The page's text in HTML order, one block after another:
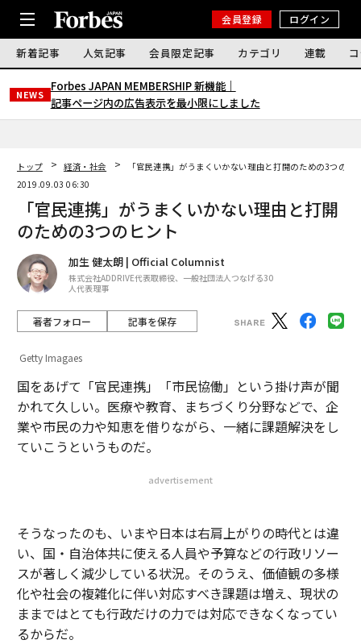
会員登録 ログイン
新着記事 人気記事 会員限定記事 カテゴリ 連載
NEWS
Forbes JAPAN MEMBERSHIP 新機能｜
記事ページ内の広告表示を最小限にしました
トップ 経済・社会
「官民連携」がうまくいかない理由と打開のための3つのヒ
2019.09.03 06:30
「官民連携」がうまくいかない理由と打開
のための3つのヒント
加生 健太朗 | Official Columnist
株式会社ADDRIVE代表取締役、一般社団法人つなげる30
人代表理事
著者フォロー 記事を保存
Getty Imagaes
国をあげて「官民連携」「市民協働」という掛け声が聞
かれて久しい。医療や教育、まちづくり分野などで、企
業や市民の力や知恵を借りながら、一緒に課題解決をし
ていこうというものだ。
advertisement
そうなったのも、いまや日本は右肩上がりの時代とは違
い、国・自治体共に使える人員や予算などの行政リソー
スが著しく減少している状況。そのうえ、価値観の多様
化や社会の複雑化に伴い対応すべき課題は増え、現状の
ままではとても行政だけの力では対応できなくなってい
るからだ。